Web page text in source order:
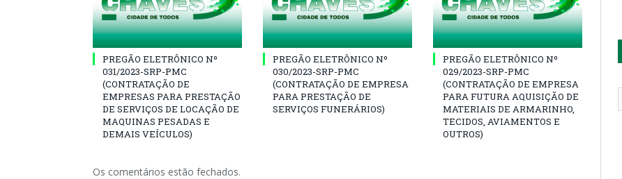
PREGÃO ELETRÔNICO Nº
031/2023-SRP-PMC
(CONTRATAÇÃO DE
EMPRESAS PARA PRESTAÇÃO
DE SERVIÇOS DE LOCAÇÃO DE
MAQUINAS PESADAS E
DEMAIS VEÍCULOS)
PREGÃO ELETRÔNICO Nº
030/2023-SRP-PMC
(CONTRATAÇÃO DE EMPRESA
PARA PRESTAÇÃO DE
SERVIÇOS FUNERÁRIOS)
PREGÃO ELETRÔNICO Nº
029/2023-SRP-PMC
(CONTRATAÇÃO DE EMPRESA
PARA FUTURA AQUISIÇÃO DE
MATERIAIS DE ARMARINHO,
TECIDOS, AVIAMENTOS E
OUTROS)
Os comentários estão fechados.